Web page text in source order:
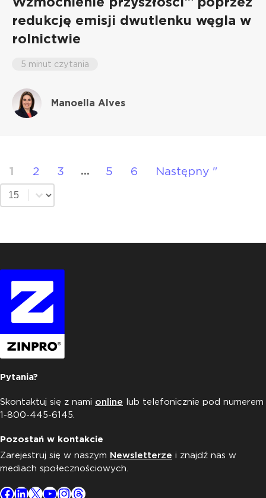
redukcję emisji dwutlenku węgla w
rolnictwie
5 minut czytania
Manoella Alves
1 2 3 ... 5 6 Następny "
Wybierz numer strony
Pytania?
Skontaktuj się z nami online lub telefonicznie pod numerem
1-800-445-6145.
Pozostań w kontakcie
Zarejestruj się w naszym Newsletterze i znajdź nas w
mediach społecznościowych.
Facebook
LinkedIn
X YouTube
Instagram
Threads